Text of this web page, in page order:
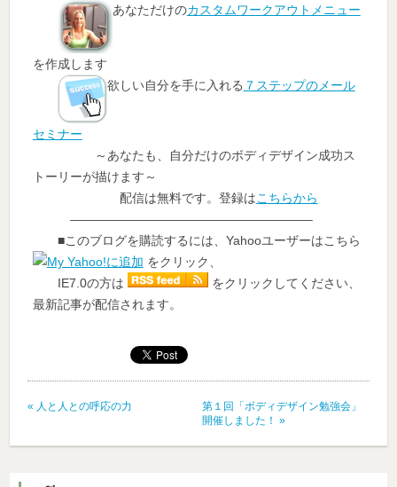
あなただけのカスタムワークアウトメニュー
を作成します
欲しい自分を手に入れる ７ステップのメール
セミナー
～あなたも、自分だけのボディデザイン成功ス
トーリーが描けます～
配信は無料です。登録はこちらから
———————————————————–
■このブログを購読するには、Yahooユーザーはこちら
をクリック、
IE7.0の方は
をクリックしてください、
最新記事が配信されます。
« 人と人との呼応の力
第１回「ボディデザイン勉強会」
開催しました！ »